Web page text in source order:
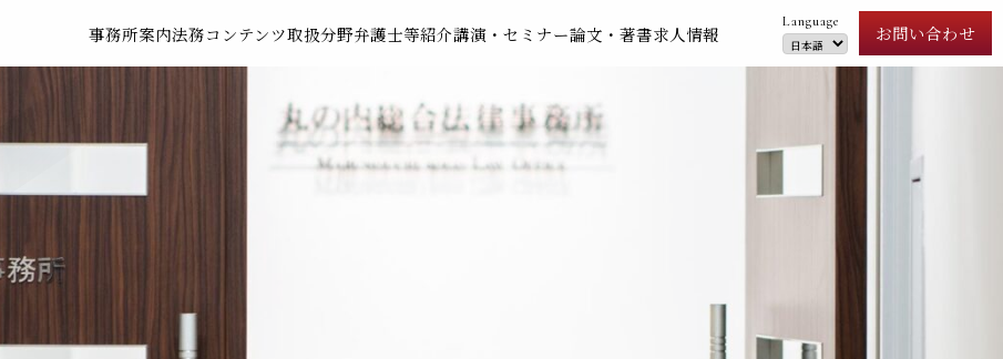
お問い合わせ
事務所案内法務コンテンツ取扱分野弁護士等紹介講演・セミナー論文・著書求人情報
Language